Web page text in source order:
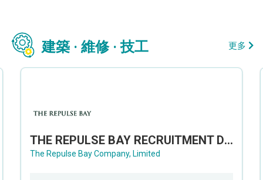
建築 · 維修 · 技工 更多
THE REPULSE BAY RECRUITMENT DAY 淺水灣影灣園人才招聘會
The Repulse Bay Company, Limited